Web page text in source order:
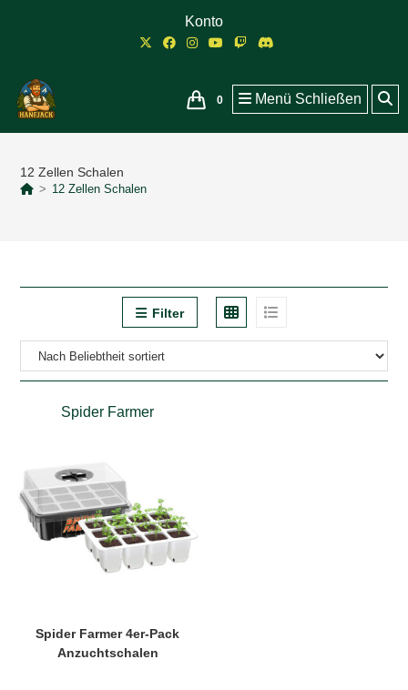
Konto
0 Menü Schließen
12 Zellen Schalen
> 12 Zellen Schalen
Filter
Spider Farmer
Spider Farmer 4er-Pack
Anzuchtschalen